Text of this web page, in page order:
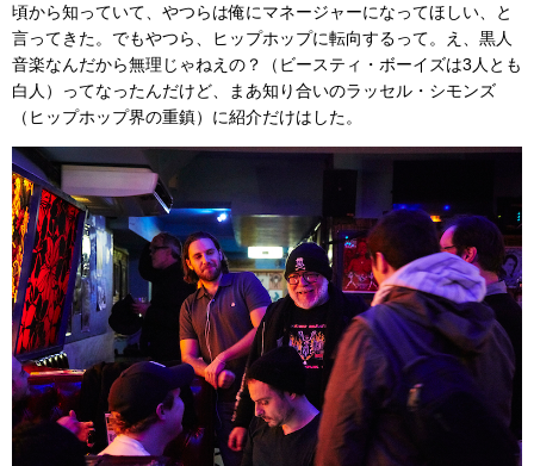
頃から知っていて、やつらは俺にマネージャーになってほしい、と
言ってきた。でもやつら、ヒップホップに転向するって。え、黒人
音楽なんだから無理じゃねえの？（ビースティ・ボーイズは3人とも
白人）ってなったんだけど、まあ知り合いのラッセル・シモンズ
（ヒップホップ界の重鎮）に紹介だけはした。